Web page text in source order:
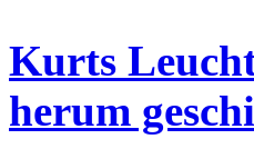
Kurts
herum